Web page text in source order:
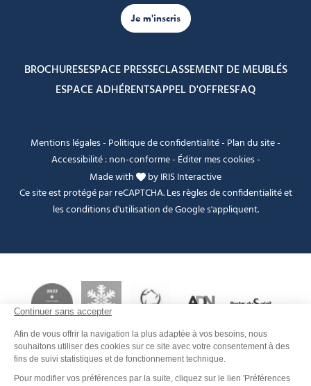
Je m'inscris
BROCHURESESPACE PRESSECLASSEMENT DE MEUBLÉS
ESPACE ADHÉRENTSAPPEL D'OFFRESFAQ
Mentions légales- Politique de confidentialité- Plan du site-
Accessibilité : non-conforme- Éditer mes cookies-
Made with
byIRIS Interactive
Ce site est protégé par reCAPTCHA. Lesrègles de confidentialitéet
lesconditions d'utilisationde Google s'appliquent.
FANFOUÉ
Je peux t'aider ?